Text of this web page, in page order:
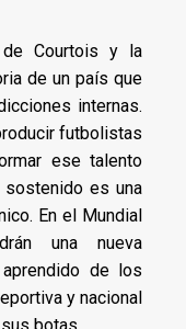
Courtois y la
de un país que
internas.
futbolistas
ese talento
es una
En el Mundial
una nueva
de los
y nacional